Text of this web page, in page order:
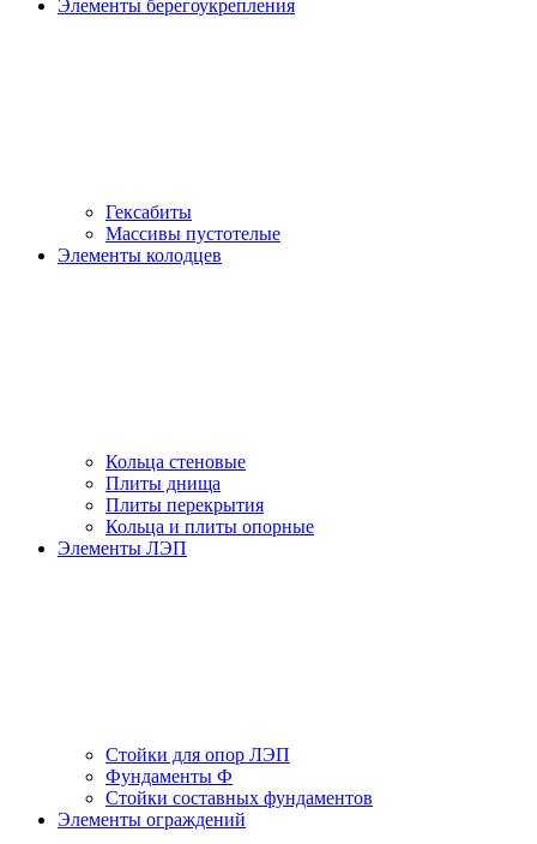
Элементы берегоукрепления
Гексабиты
Массивы пустотелые
Элементы колодцев
Кольца стеновые
Плиты днища
Плиты перекрытия
Кольца и плиты опорные
Элементы ЛЭП
Стойки для опор ЛЭП
Фундаменты Ф
Стойки составных фундаментов
Элементы ограждений